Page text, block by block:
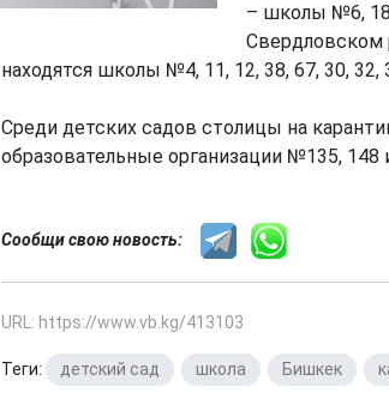
– школы №6,
Свердловском
находятся школы №4, 11, 12, 38, 67, 30, 32,
Среди детских садов столицы на
образовательные организации №135, 148
Сообщи свою новость:
URL: https://www.vb.kg/413103
Теги: детский сад школа Бишкек